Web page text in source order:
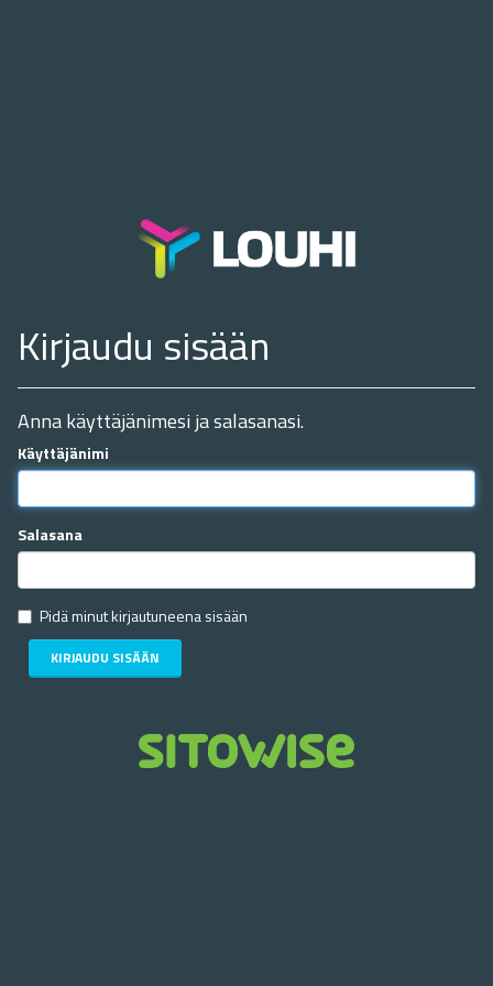
Kirjaudu sisään
Anna käyttäjänimesi ja salasanasi.
Käyttäjänimi
Salasana
Pidä minut kirjautuneena sisään